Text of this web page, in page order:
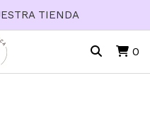
TIENDA
0